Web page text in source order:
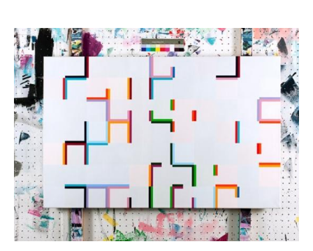
rodinných domů a schvalování městské výstavby vytváří i
vizi měst